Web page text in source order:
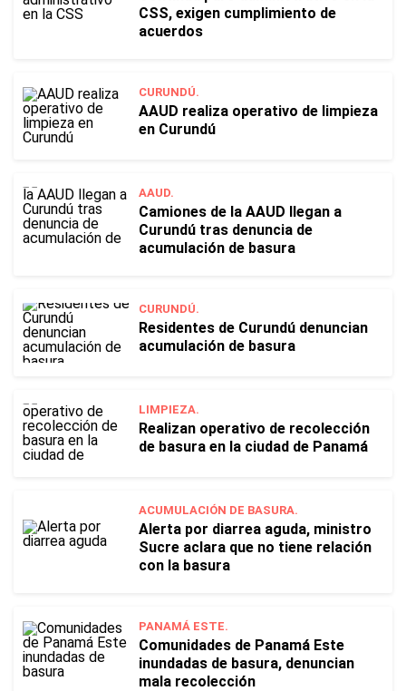
CSS, exigen cumplimiento de
acuerdos
CURUNDÚ.
AAUD realiza operativo de limpieza
en Curundú
AAUD.
Camiones de la AAUD llegan a
Curundú tras denuncia de
acumulación de basura
CURUNDÚ.
Residentes de Curundú denuncian
acumulación de basura
LIMPIEZA.
Realizan operativo de recolección
de basura en la ciudad de Panamá
ACUMULACIÓN DE BASURA.
Alerta por diarrea aguda, ministro
Sucre aclara que no tiene relación
con la basura
PANAMÁ ESTE.
Comunidades de Panamá Este
inundadas de basura, denuncian
mala recolección